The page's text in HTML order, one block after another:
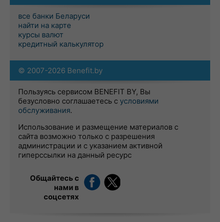
все банки Беларуси
найти на карте
курсы валют
кредитный калькулятор
© 2007-2026 Benefit.by
Пользуясь сервисом BENEFIT BY, Вы
безусловно соглашаетесь с условиями
обслуживания.
Использование и размещение материалов с
сайта возможно только с разрешения
администрации и с указанием активной
гиперссылки на данный ресурс
Общайтесь с
нами в
соцсетях